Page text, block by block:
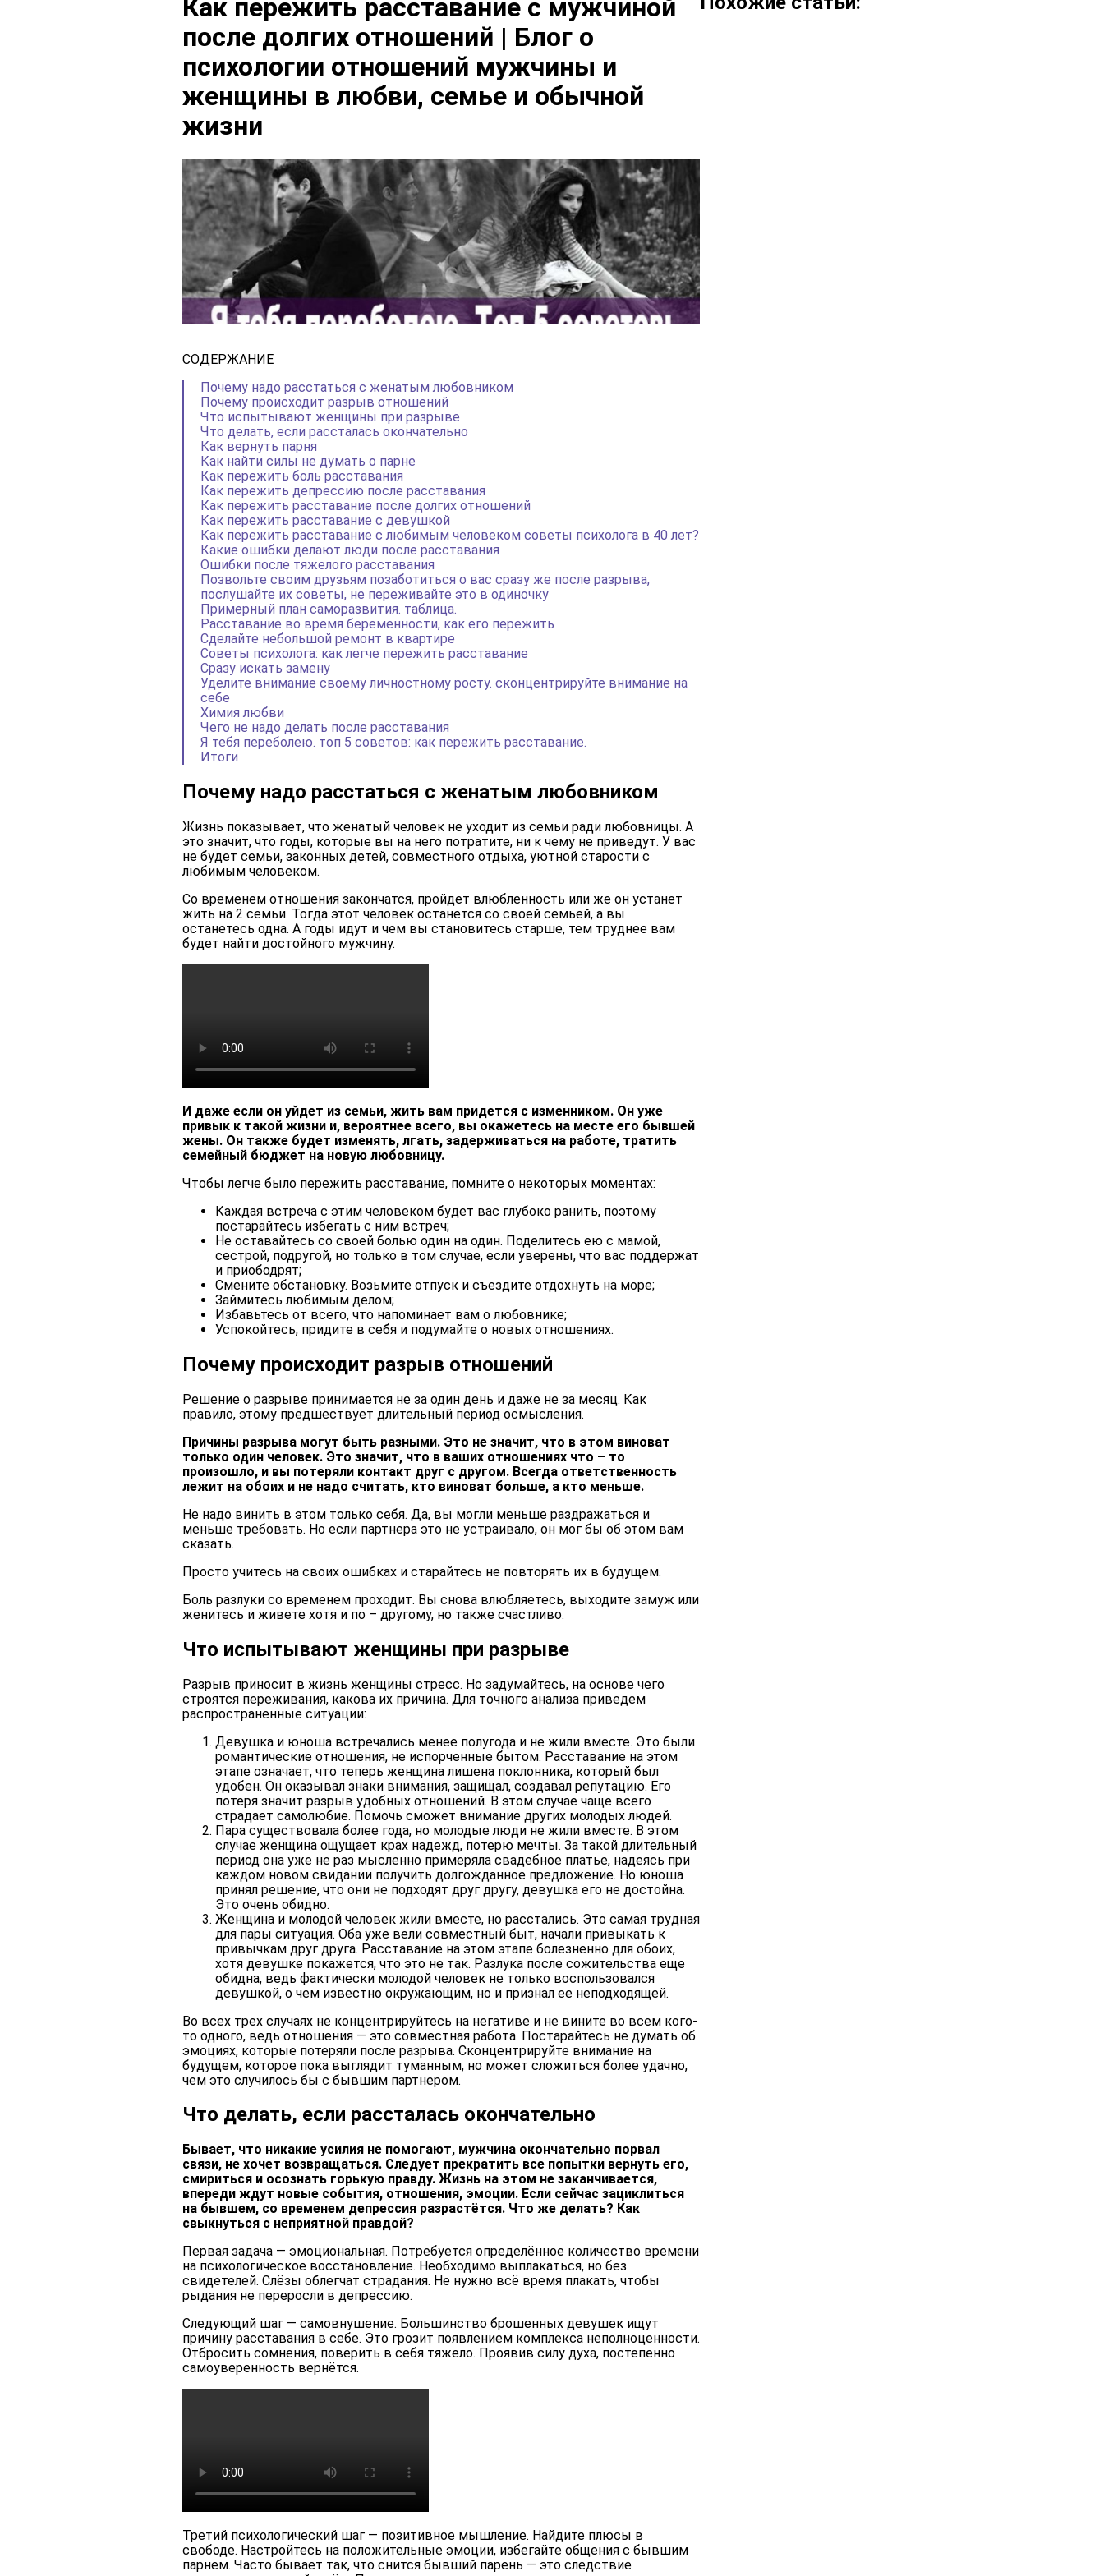
Как пережить расставание с мужчиной
после долгих отношений | Блог о
психологии отношений мужчины и
женщины в любви, семье и обычной
жизни
СОДЕРЖАНИЕ
Почему надо расстаться с женатым любовником
Почему происходит разрыв отношений
Что испытывают женщины при разрыве
Что делать, если рассталась окончательно
Как вернуть парня
Как найти силы не думать о парне
Как пережить боль расставания
Как пережить депрессию после расставания
Как пережить расставание после долгих отношений
Как пережить расставание с девушкой
Как пережить расставание с любимым человеком советы психолога в 40 лет?
Какие ошибки делают люди после расставания
Ошибки после тяжелого расставания
Позвольте своим друзьям позаботиться о вас сразу же после разрыва,
послушайте их советы, не переживайте это в одиночку
Примерный план саморазвития. таблица.
Расставание во время беременности, как его пережить
Сделайте небольшой ремонт в квартире
Советы психолога: как легче пережить расставание
Сразу искать замену
Уделите внимание своему личностному росту. сконцентрируйте внимание на
себе
Химия любви
Чего не надо делать после расставания
Я тебя переболею. топ 5 советов: как пережить расставание.
Итоги
Почему надо расстаться с женатым любовником
Жизнь показывает, что женатый человек не уходит из семьи ради любовницы. А
это значит, что годы, которые вы на него потратите, ни к чему не приведут. У вас
не будет семьи, законных детей, совместного отдыха, уютной старости с
любимым человеком.
Со временем отношения закончатся, пройдет влюбленность или же он устанет
жить на 2 семьи. Тогда этот человек останется со своей семьей, а вы
останетесь одна. А годы идут и чем вы становитесь старше, тем труднее вам
будет найти достойного мужчину.
И даже если он уйдет из семьи, жить вам придется с изменником. Он уже
привык к такой жизни и, вероятнее всего, вы окажетесь на месте его бывшей
жены. Он также будет изменять, лгать, задерживаться на работе, тратить
семейный бюджет на новую любовницу.
Чтобы легче было пережить расставание, помните о некоторых моментах:
Каждая встреча с этим человеком будет вас глубоко ранить, поэтому
постарайтесь избегать с ним встреч;
Не оставайтесь со своей болью один на один. Поделитесь ею с мамой,
сестрой, подругой, но только в том случае, если уверены, что вас поддержат
и приободрят;
Смените обстановку. Возьмите отпуск и съездите отдохнуть на море;
Займитесь любимым делом;
Избавьтесь от всего, что напоминает вам о любовнике;
Успокойтесь, придите в себя и подумайте о новых отношениях.
Почему происходит разрыв отношений
Решение о разрыве принимается не за один день и даже не за месяц. Как
правило, этому предшествует длительный период осмысления.
Причины разрыва могут быть разными. Это не значит, что в этом виноват
только один человек. Это значит, что в ваших отношениях что – то
произошло, и вы потеряли контакт друг с другом. Всегда ответственность
лежит на обоих и не надо считать, кто виноват больше, а кто меньше.
Не надо винить в этом только себя. Да, вы могли меньше раздражаться и
меньше требовать. Но если партнера это не устраивало, он мог бы об этом вам
сказать.
Просто учитесь на своих ошибках и старайтесь не повторять их в будущем.
Боль разлуки со временем проходит. Вы снова влюбляетесь, выходите замуж или
женитесь и живете хотя и по – другому, но также счастливо.
Что испытывают женщины при разрыве
Разрыв приносит в жизнь женщины стресс. Но задумайтесь, на основе чего
строятся переживания, какова их причина. Для точного анализа приведем
распространенные ситуации:
Девушка и юноша встречались менее полугода и не жили вместе. Это были
романтические отношения, не испорченные бытом. Расставание на этом
этапе означает, что теперь женщина лишена поклонника, который был
удобен. Он оказывал знаки внимания, защищал, создавал репутацию. Его
потеря значит разрыв удобных отношений. В этом случае чаще всего
страдает самолюбие. Помочь сможет внимание других молодых людей.
Пара существовала более года, но молодые люди не жили вместе. В этом
случае женщина ощущает крах надежд, потерю мечты. За такой длительный
период она уже не раз мысленно примеряла свадебное платье, надеясь при
каждом новом свидании получить долгожданное предложение. Но юноша
принял решение, что они не подходят друг другу, девушка его не достойна.
Это очень обидно.
Женщина и молодой человек жили вместе, но расстались. Это самая трудная
для пары ситуация. Оба уже вели совместный быт, начали привыкать к
привычкам друг друга. Расставание на этом этапе болезненно для обоих,
хотя девушке покажется, что это не так. Разлука после сожительства еще
обидна, ведь фактически молодой человек не только воспользовался
девушкой, о чем известно окружающим, но и признал ее неподходящей.
Во всех трех случаях не концентрируйтесь на негативе и не вините во всем кого-
то одного, ведь отношения — это совместная работа. Постарайтесь не думать об
эмоциях, которые потеряли после разрыва. Сконцентрируйте внимание на
будущем, которое пока выглядит туманным, но может сложиться более удачно,
чем это случилось бы с бывшим партнером.
Что делать, если рассталась окончательно
Бывает, что никакие усилия не помогают, мужчина окончательно порвал
связи, не хочет возвращаться. Следует прекратить все попытки вернуть его,
смириться и осознать горькую правду. Жизнь на этом не заканчивается,
впереди ждут новые события, отношения, эмоции. Если сейчас зациклиться
на бывшем, со временем депрессия разрастётся. Что же делать? Как
свыкнуться с неприятной правдой?
Первая задача — эмоциональная. Потребуется определённое количество времени
на психологическое восстановление. Необходимо выплакаться, но без
свидетелей. Слёзы облегчат страдания. Не нужно всё время плакать, чтобы
рыдания не переросли в депрессию.
Следующий шаг — самовнушение. Большинство брошенных девушек ищут
причину расставания в себе. Это грозит появлением комплекса неполноценности.
Отбросить сомнения, поверить в себя тяжело. Проявив силу духа, постепенно
самоуверенность вернётся.
Третий психологический шаг — позитивное мышление. Найдите плюсы в
свободе. Настройтесь на положительные эмоции, избегайте общения с бывшим
парнем. Часто бывает так, что снится бывший парень — это следствие